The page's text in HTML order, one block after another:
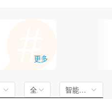
更多
全文 智能排序